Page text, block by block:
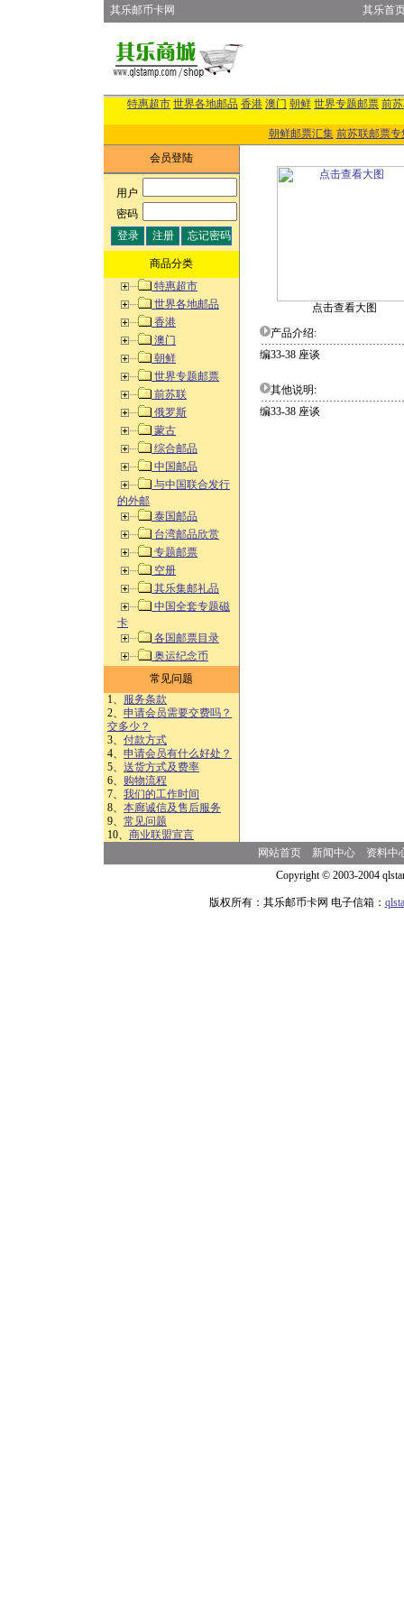
其乐邮币卡网 其乐首
特惠超市 世界各地邮品 香港 澳门 朝鲜 世界专题邮票 前
朝鲜邮票汇集 前苏联邮票专
会员登陆
用户:
密码:
商品分类
特惠超市
世界各地邮品
香港
澳门
朝鲜
世界专题邮票
前苏联
俄罗斯
蒙古
综合邮品
中国邮品
与中国联合发行
的外邮
泰国邮品
台湾邮品欣赏
专题邮票
空册
其乐集邮礼品
中国全套专题磁
卡
各国邮票目录
奥运纪念币
常见问题
1、 服务条款
2、 申请会员需要交费吗？
交多少？
3、 付款方式
4、 申请会员有什么好处？
5、 送货方式及费率
6、 购物流程
7、 我们的工作时间
8、 本廊诚信及售后服务
9、 常见问题
10、 商业联盟宣言
点击查看大图
产品介绍:
编33-38 座谈
其他说明:
编33-38 座谈
网站首页 新闻中心
资料中
Copyright © 2003-2004
版权所有：其乐邮币卡网 电子信箱：